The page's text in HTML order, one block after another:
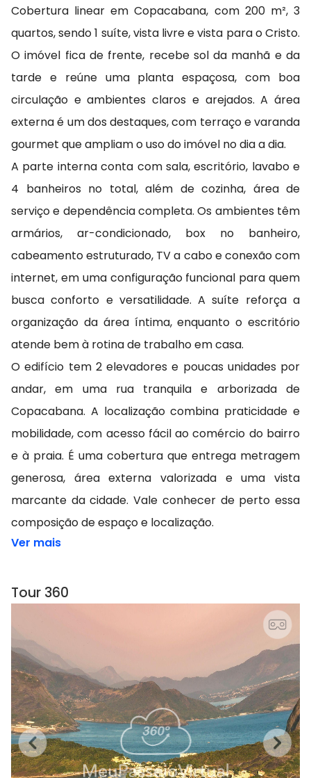
Cobertura linear em Copacabana, com 200 m², 3
quartos, sendo 1 suíte, vista livre e vista para o Cristo.
O imóvel fica de frente, recebe sol da manhã e da
tarde e reúne uma planta espaçosa, com boa
circulação e ambientes claros e arejados. A área
externa é um dos destaques, com terraço e varanda
gourmet que ampliam o uso do imóvel no dia a dia.
A parte interna conta com sala, escritório, lavabo e
4 banheiros no total, além de cozinha, área de
serviço e dependência completa. Os ambientes têm
armários, ar-condicionado, box no banheiro,
cabeamento estruturado, TV a cabo e conexão com
internet, em uma configuração funcional para quem
busca conforto e versatilidade. A suíte reforça a
organização da área íntima, enquanto o escritório
atende bem à rotina de trabalho em casa.
O edifício tem 2 elevadores e poucas unidades por
andar, em uma rua tranquila e arborizada de
Copacabana. A localização combina praticidade e
mobilidade, com acesso fácil ao comércio do bairro
e à praia. É uma cobertura que entrega metragem
generosa, área externa valorizada e uma vista
marcante da cidade. Vale conhecer de perto essa
composição de espaço e localização.
Ver mais
Tour 360